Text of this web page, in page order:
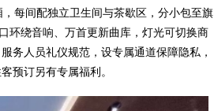
每间配独立卫生间与茶歇区，分小包至旗
环绕音响、万首更新曲库，灯光可切换商
务人员礼仪规范，设专属通道保障隐私，
预订另有专属福利。